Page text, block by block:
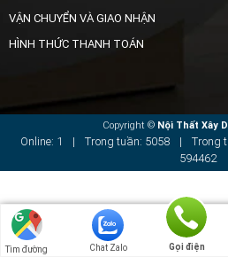
VẬN CHUYỂN VÀ GIAO NHẬN
HÌNH THỨC THANH TOÁN
Copyright © Nội Thất Xây
Online: 1 | Trong tuần: 5058 | Trong
594462
Tìm đường Chat Zalo Gọi điện